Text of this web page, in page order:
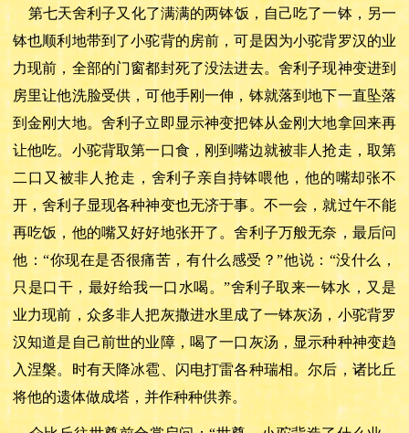
第七天舍利子又化了满满的两钵饭，自己吃了一钵，另一
钵也顺利地带到了小驼背的房前，可是因为小驼背罗汉的业
力现前，全部的门窗都封死了没法进去。舍利子现神变进到
房里让他洗脸受供，可他手刚一伸，钵就落到地下一直坠落
到金刚大地。舍利子立即显示神变把钵从金刚大地拿回来再
让他吃。小驼背取第一口食，刚到嘴边就被非人抢走，取第
二口又被非人抢走，舍利子亲自持钵喂他，他的嘴却张不
开，舍利子显现各种神变也无济于事。不一会，就过午不能
再吃饭，他的嘴又好好地张开了。舍利子万般无奈，最后问
他：“你现在是否很痛苦，有什么感受？”他说：“没什么，
只是口干，最好给我一口水喝。”舍利子取来一钵水，又是
业力现前，众多非人把灰撒进水里成了一钵灰汤，小驼背罗
汉知道是自己前世的业障，喝了一口灰汤，显示种种神变趋
入涅槃。时有天降冰雹、闪电打雷各种瑞相。尔后，诸比丘
将他的遗体做成塔，并作种种供养。